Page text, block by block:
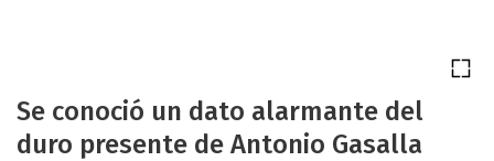
Se conoció un dato alarmante del
duro presente de Antonio Gasalla